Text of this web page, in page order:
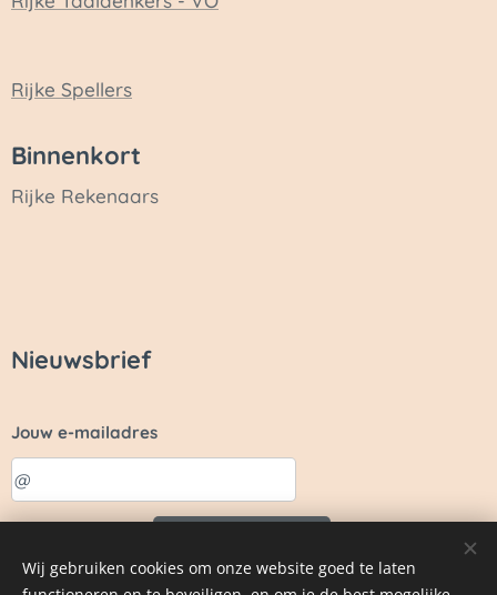
Rijke Spellers
Binnenkort
Rijke Rekenaars
Nieuwsbrief
Jouw e-mailadres
Wij gebruiken cookies om onze website goed te laten